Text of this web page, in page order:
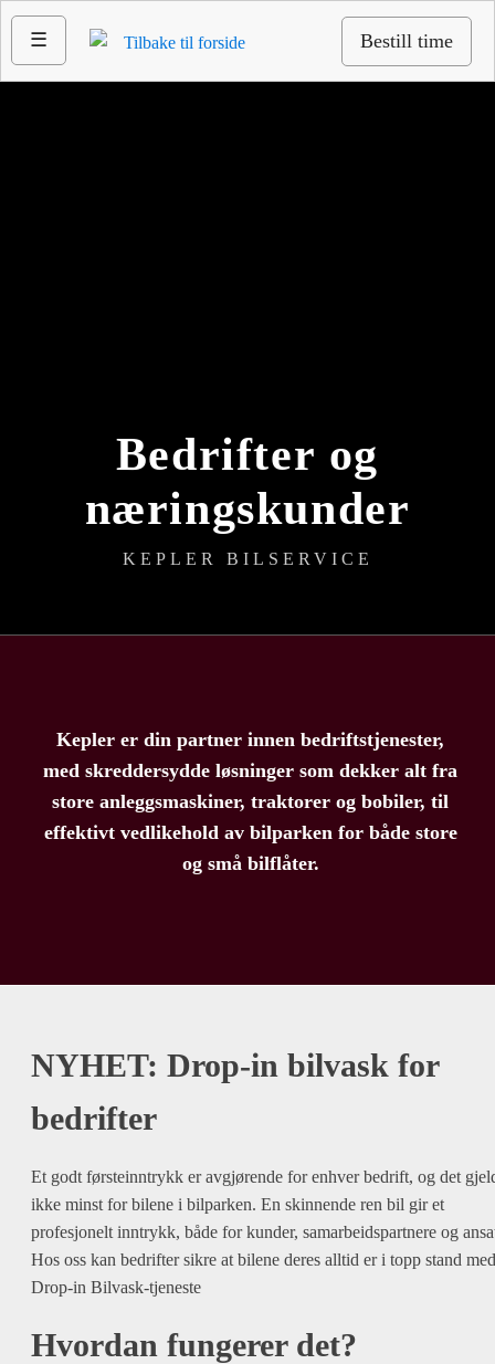
☰ Bestill time
Bedrifter og
næringskunder
KEPLER BILSERVICE
Kepler er din partner innen bedriftstjenester,
med skreddersydde løsninger som dekker alt fra
store anleggsmaskiner, traktorer og bobiler, til
effektivt vedlikehold av bilparken for både store
og små bilflåter.
NYHET: Drop-in bilvask for
bedrifter
Et godt førsteinntrykk er avgjørende for enhver bedrift, og det
ikke minst for bilene i bilparken. En skinnende ren bil gir et
profesjonelt inntrykk, både for kunder, samarbeidspartnere og
Hos oss kan bedrifter sikre at bilene deres alltid er i topp stand
Drop-in Bilvask-tjeneste
Hvordan fungerer det?